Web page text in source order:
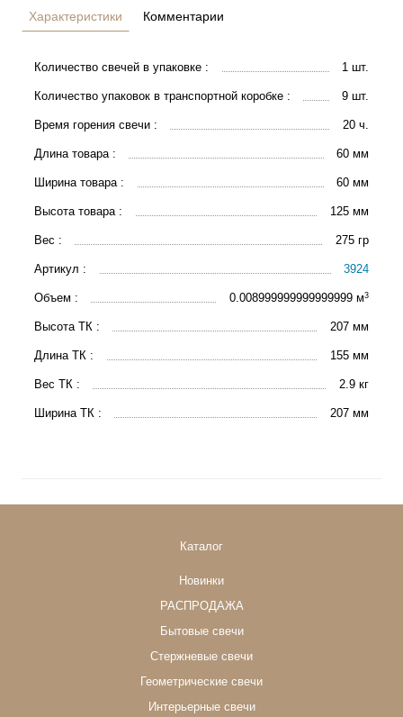
Характеристики
Количество свечей в упаковке : 1 шт.
Количество упаковок в транспортной коробке : 9 шт.
Время горения свечи : 20 ч.
Длина товара : 60 мм
Ширина товара : 60 мм
Высота товара : 125 мм
Вес : 275 гр
Артикул : 3924
Объем : 0.008999999999999999 м3
Высота ТК : 207 мм
Длина ТК : 155 мм
Вес ТК : 2.9 кг
Ширина ТК : 207 мм
Комментарии
Каталог
Новинки
РАСПРОДАЖА
Бытовые свечи
Стержневые свечи
Геометрические свечи
Интерьерные свечи